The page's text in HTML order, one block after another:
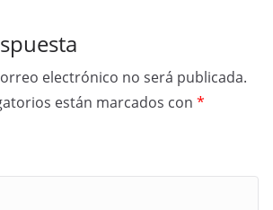
electrónico no será publicada.
están marcados con *